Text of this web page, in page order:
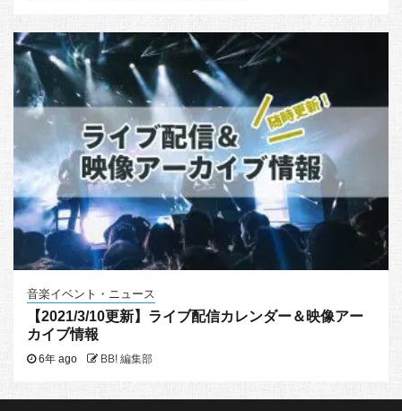
音楽イベント・ニュース
【2021/3/10更新】ライブ配信カレンダー＆映像アー
カイブ情報
6年 ago BB! 編集部